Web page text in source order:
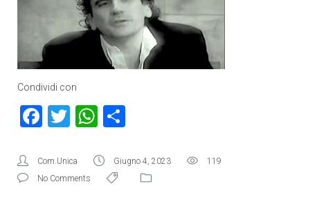
Condividi con
Facebook
TwitterWhatsApp
Com.Unica Giugno 4, 2023
119
No Comments